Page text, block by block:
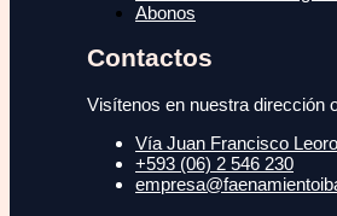
Abonos
Contactos
Visítenos en nuestra dirección
Vía Juan Francisco
+593 (06) 2 546 230